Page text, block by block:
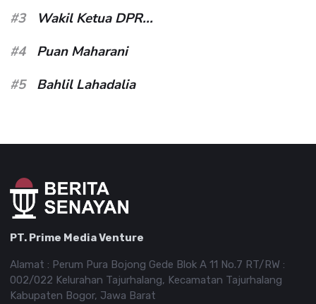
#3
Wakil Ketua DPR...
#4
Puan Maharani
#5
Bahlil Lahadalia
PT. Prime Media Venture
Alamat : Perum Pura Bojong Gede Blok A 11 No.7 RT/RW :
002/022 Kelurahan Tajurhalang, Kecamatan Tajurhalang
Kabupaten Bogor, Jawa Barat